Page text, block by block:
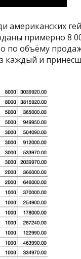
примерно 8
по объёму
каждый и